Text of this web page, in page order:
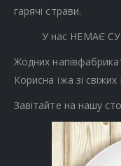
гарячі страви.
У нас НЕМАЄ
Жодних
Корисна їжа зі свіжих
Завітайте на нашу